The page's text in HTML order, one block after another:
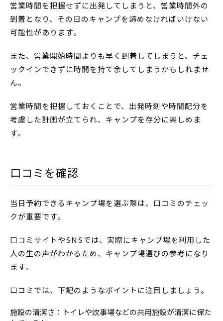
営業時間を把握せずに出発してしまうと、営業時間外の
到着となり、その日のキャンプを諦めなければいけない
可能性があります。
また、営業開始時間よりも早く到着してしまうと、チェ
ックインできずに時間を持て余してしまうかもしれませ
ん。
営業時間を把握しておくことで、出発時刻や時間配分を
考慮した計画が立てられ、キャンプを存分に楽しめま
す。
口コミを確認
当日予約できるキャンプ場を選ぶ際は、口コミのチェッ
クが重要です。
口コミサイトやSNSでは、実際にキャンプ場を利用した
人の生の声がわかるため、キャンプ場選びの参考になり
ます。
口コミでは、下記のようなポイントに注目しましょう。
施設の清潔さ：トイレや炊事場などの共用施設が清潔に保た